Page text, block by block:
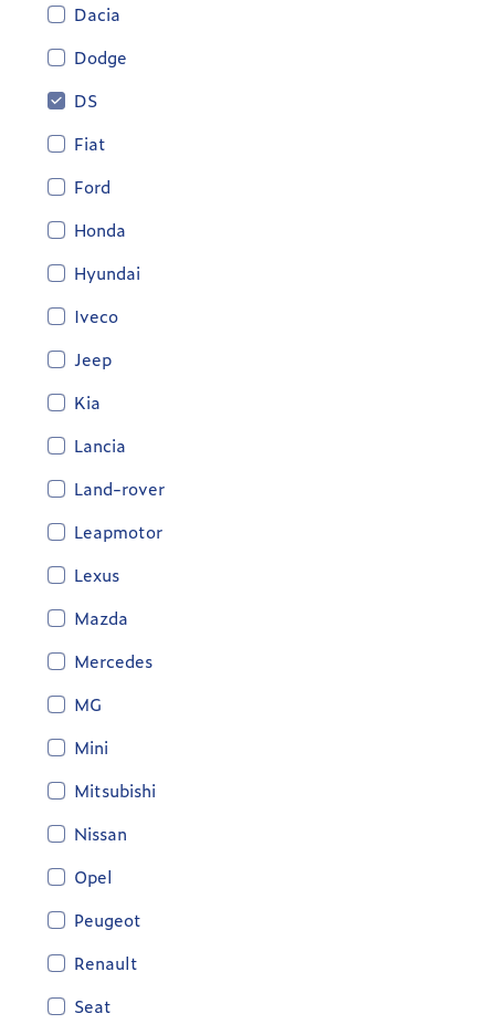
Dacia
Dodge
DS
Fiat
Ford
Honda
Hyundai
Iveco
Jeep
Kia
Lancia
Land-rover
Leapmotor
Lexus
Mazda
Mercedes
MG
Mini
Mitsubishi
Nissan
Opel
Peugeot
Renault
Seat